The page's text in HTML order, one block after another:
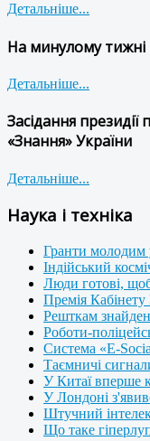
Детальніше...
На минулому тижні
Детальніше...
Засідання
«Знання» України
Детальніше...
Наука і техніка
Гранти молодим
Індійський
Люди готові,
Премія
Решткам
Роботи-
Система «E-
Таємничі
У Китаї вперше
У Лондоні
Штучний
Що таке